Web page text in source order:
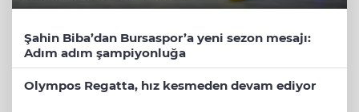
Şahin Biba’dan Bursaspor’a yeni sezon mesajı:
Adım adım şampiyonluğa
Olympos Regatta, hız kesmeden devam ediyor